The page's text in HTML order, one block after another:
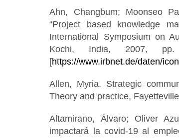
Ahn, Changbum; Moonseo
“Project based knowledge
International Symposium on
Kochi, India, 2007,
[https://www.irbnet.de/daten/
Allen, Myria. Strategic
Theory and practice,
Altamirano, Álvaro; Oliver
impactará la covid-19 al